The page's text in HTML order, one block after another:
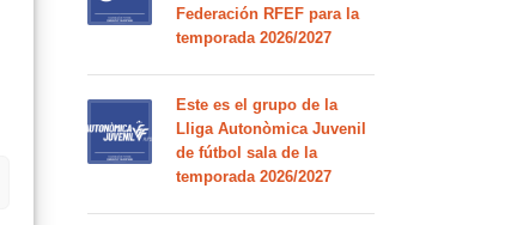
Federación RFEF para la
temporada 2026/2027
Este es el grupo de la
Lliga Autonòmica Juvenil
de fútbol sala de la
temporada 2026/2027